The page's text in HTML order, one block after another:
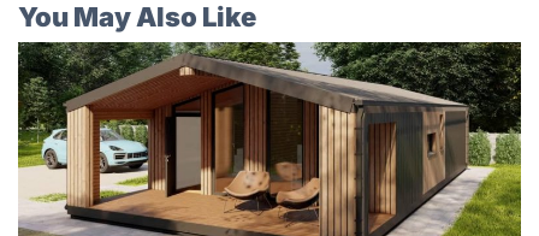
You May Also Like